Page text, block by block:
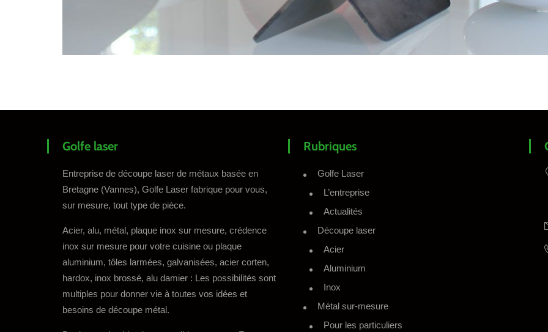
Golfe laser
Entreprise de découpe laser de métaux basée en
Bretagne (Vannes), Golfe Laser fabrique pour vous,
sur mesure, tout type de pièce.
Acier, alu, métal, plaque inox sur mesure, crédence
inox sur mesure pour votre cuisine ou plaque
aluminium, tôles larmées, galvanisées, acier corten,
hardox, inox brossé, alu damier : Les possibilités sont
multiples pour donner vie à toutes vos idées et
besoins de découpe métal.
Rubriques
Golfe Laser
L’entreprise
Actualités
Découpe laser
Acier
Aluminium
Inox
Métal sur-mesure
Pour les particuliers